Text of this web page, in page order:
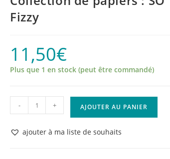
Fizzy
11,50€
Plus que 1 en stock (peut être commandé)
quantité
de
Collection
- + AJOUTER AU PANIER
ajouter à ma liste de souhaits